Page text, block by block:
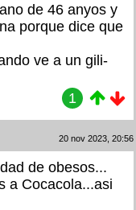
de 46 anyos y
porque dice que
ve a un gili-
1
20 nov 2023, 20:56
de obesos...
a Cocacola...asi